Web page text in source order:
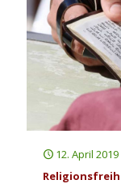
12. April 2019